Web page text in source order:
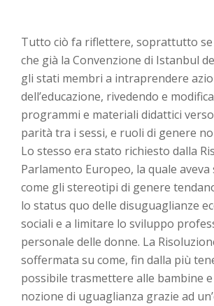
Tutto ciò fa riflettere, soprattutto se
che già la Convenzione di Istanbul
gli stati membri a intraprendere
dell’educazione, rivedendo e
programmi e materiali didattici
parità tra i sessi, e ruoli di genere
Lo stesso era stato richiesto dalla
Parlamento Europeo, la quale
come gli stereotipi di genere
lo status quo delle disuguaglianze
sociali e a limitare lo sviluppo
personale delle donne. La
soffermata su come, fin dalla più
possibile trasmettere alle bambine
nozione di uguaglianza grazie ad